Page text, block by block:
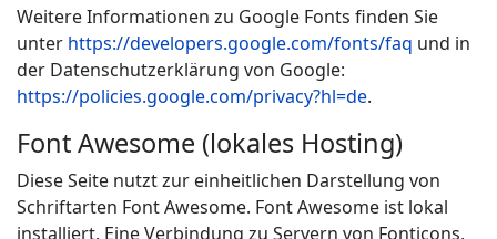
Weitere Informationen zu Google Fonts finden Sie
unter https://developers.google.com/fonts/faq und in
der Datenschutzerklärung von Google:
https://policies.google.com/privacy?hl=de.
Font Awesome (lokales Hosting)
Diese Seite nutzt zur einheitlichen Darstellung von
Schriftarten Font Awesome. Font Awesome ist lokal
installiert. Eine Verbindung zu Servern von Fonticons,